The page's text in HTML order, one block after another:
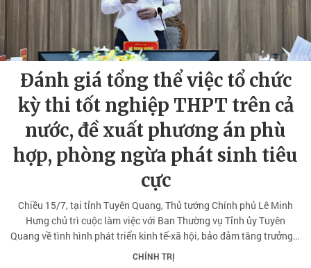
Đánh giá tổng thể việc tổ chức
kỳ thi tốt nghiệp THPT trên cả
nước, đề xuất phương án phù
hợp, phòng ngừa phát sinh tiêu
cực
Chiều 15/7, tại tỉnh Tuyên Quang, Thủ tướng Chính phủ Lê Minh
Hưng chủ trì cuộc làm việc với Ban Thường vụ Tỉnh ủy Tuyên
Quang về tình hình phát triển kinh tế-xã hội, bảo đảm tăng trưởng 2
con số, giải ngân vốn đầu tư công, vận hành chính quyền địa
CHÍNH TRỊ